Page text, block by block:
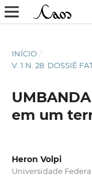
INÍCIO /
V. 1 N. 28: DOSSIÊ
em um
Heron Volpi
Universidade